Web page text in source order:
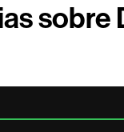
sobre